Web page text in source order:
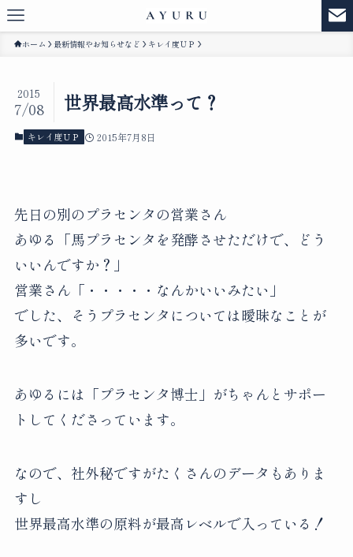
ホーム 最新情報やお知らせなど キレイ度ＵＰ
世界最高水準って？
2015
7/08
キレイ度ＵＰ 2015年7月8日
先日の別のプラセンタの営業さん
あゆる「馬プラセンタを発酵させただけで、どう
いいんですか？」
営業さん「・・・・・なんかいいみたい」
でした、そうプラセンタについては曖昧なことが
多いです。
あゆるには「プラセンタ博士」がちゃんとサポー
トしてくださっています。
なので、社外秘ですがたくさんのデータもありま
すし
世界最高水準の原料が最高レベルで入っている！